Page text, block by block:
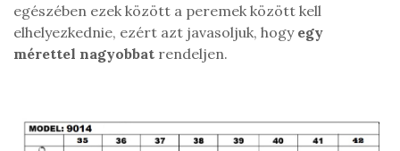
egészében ezek között a peremek között kell
elhelyezkednie, ezért azt javasoljuk, hogy egy
mérettel nagyobbat rendeljen.